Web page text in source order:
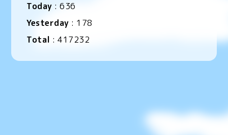
Today :636
Yesterday : 178
Total :417232